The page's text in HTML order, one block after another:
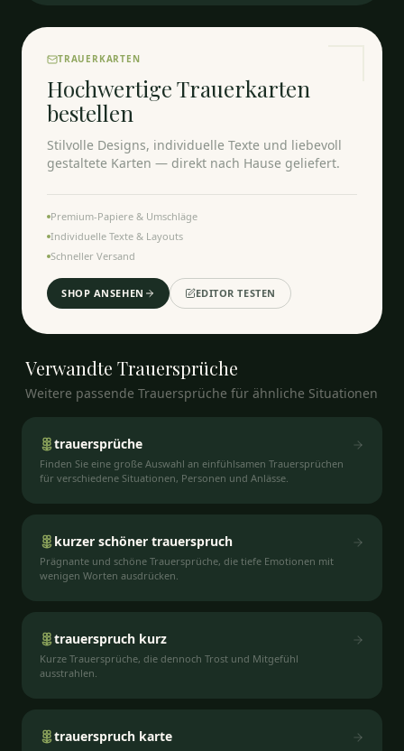
TRAUERKARTEN
Hochwertige Trauerkarten
bestellen
Stilvolle Designs, individuelle Texte und liebevoll
gestaltete Karten — direkt nach Hause geliefert.
Premium-Papiere & Umschläge
Individuelle Texte & Layouts
Schneller Versand
SHOP ANSEHEN EDITOR TESTEN
Verwandte Trauersprüche
Weitere passende Trauersprüche für ähnliche Situationen
trauersprüche
Finden Sie eine große Auswahl an einfühlsamen Trauersprüchen
für verschiedene Situationen, Personen und Anlässe.
kurzer schöner trauerspruch
Prägnante und schöne Trauersprüche, die tiefe Emotionen mit
wenigen Worten ausdrücken.
trauerspruch kurz
Kurze Trauersprüche, die dennoch Trost und Mitgefühl
ausstrahlen.
trauerspruch karte